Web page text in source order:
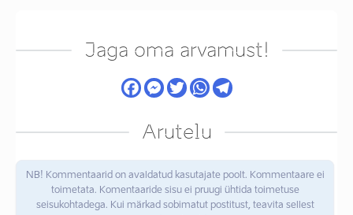
Jaga oma arvamust!
Arutelu
NB! Kommentaarid on avaldatud kasutajate poolt. Kommentaare ei
toimetata. Komentaaride sisu ei pruugi ühtida toimetuse
seisukohtadega. Kui märkad sobimatut postitust, teavita sellest